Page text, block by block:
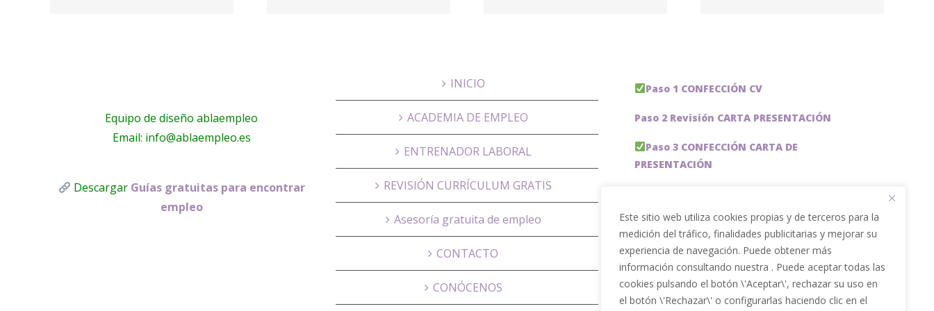
Este sitio web utiliza cookies propias y de terceros para la
medición del tráfico, finalidades publicitarias y mejorar su
experiencia de navegación. Puede obtener más
información consultando nuestra . Puede aceptar todas las
cookies pulsando el botón \'Aceptar\', rechazar su uso en
el botón \'Rechazar\' o configurarlas haciendo clic en el
Equipo de diseño ablaempleo
Email: info@ablaempleo.es
Descargar Guías gratuitas para encontrar
empleo
INICIO
ACADEMIA DE EMPLEO
ENTRENADOR LABORAL
REVISIÓN CURRÍCULUM GRATIS
Asesoría gratuita de empleo
CONTACTO
CONÓCENOS
Paso 1 CONFECCIÓN CV
Paso 2 Revisión CARTA PRESENTACIÓN
Paso 3 CONFECCIÓN CARTA DE
PRESENTACIÓN
Paso 5 OPTIMIZACIÓN PERFIL LINKEDIN
PACKS DE AHORRO
JOBAI, ASISTENTE DE IA PARA BUSCAR EMPLEO